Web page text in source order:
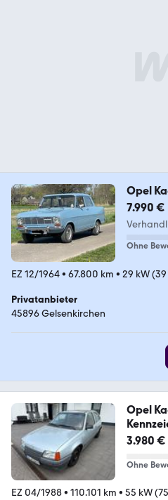
Opel
7.990 €
Ohne
EZ 12/1964• 67.800 km • 29 kW (39
Privatanbieter
45896 Gelsenkirchen
Opel
3.980 €
Ohne
EZ 04/1988• 110.101 km • 55 kW